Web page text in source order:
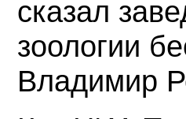
сказал
зоологии
Владимир